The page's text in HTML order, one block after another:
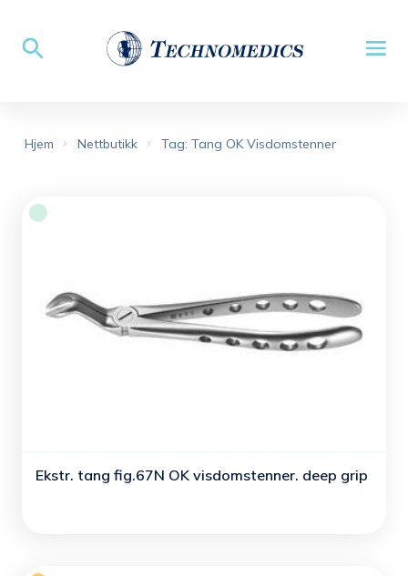
Hjem Nettbutikk Tag: Tang OK Visdomstenner
Ekstr. tang fig.67N OK visdomstenner. deep grip